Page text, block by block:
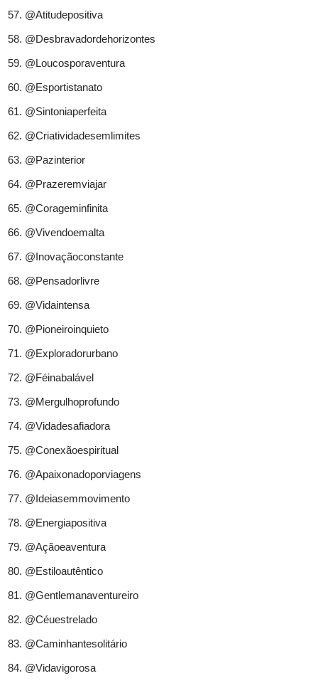
@Atitudepositiva
@Desbravadordehorizontes
@Loucosporaventura
@Esportistanato
@Sintoniaperfeita
@Criatividadesemlimites
@Pazinterior
@Prazeremviajar
@Corageminfinita
@Vivendoemalta
@Inovaçãoconstante
@Pensadorlivre
@Vidaintensa
@Pioneiroinquieto
@Exploradorurbano
@Féinabalável
@Mergulhoprofundo
@Vidadesafiadora
@Conexãoespiritual
@Apaixonadoporviagens
@Ideiasemmovimento
@Energiapositiva
@Açãoeaventura
@Estiloautêntico
@Gentlemanaventureiro
@Céuestrelado
@Caminhantesolitário
@Vidavigorosa